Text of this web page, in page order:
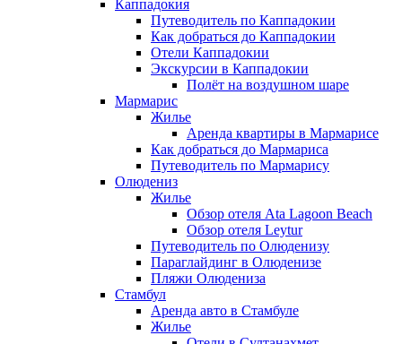
Каппадокия
Путеводитель по Каппадокии
Как добраться до Каппадокии
Отели Каппадокии
Экскурсии в Каппадокии
Полёт на воздушном шаре
Мармарис
Жилье
Аренда квартиры в Мармарисе
Как добраться до Мармариса
Путеводитель по Мармарису
Олюдениз
Жилье
Обзор отеля Ata Lagoon Beach
Обзор отеля Leytur
Путеводитель по Олюденизу
Параглайдинг в Олюденизе
Пляжи Олюдениза
Стамбул
Аренда авто в Стамбуле
Жилье